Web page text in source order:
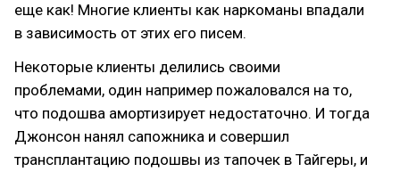
еще как! Многие клиенты как наркоманы впадали
в зависимость от этих его писем.
Некоторые клиенты делились своими
проблемами, один например пожаловался на то,
что подошва амортизирует недостаточно. И тогда
Джонсон нанял сапожника и совершил
трансплантацию подошвы из тапочек в Тайгеры, и